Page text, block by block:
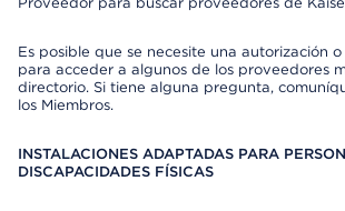
Es posible que se necesite una autorización
para acceder a algunos de los proveedores
directorio. Si tiene alguna pregunta,
los Miembros.
INSTALACIONES ADAPTADAS PARA
DISCAPACIDADES FÍSICAS